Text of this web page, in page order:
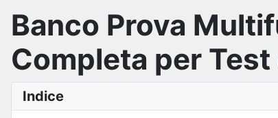
Banco Prova
Completa per
Indice